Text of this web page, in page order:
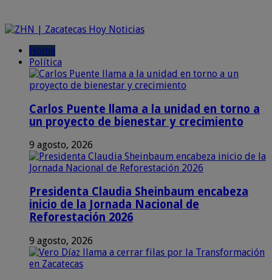
Home
Política
Carlos Puente llama a la unidad en torno a
un proyecto de bienestar y crecimiento
9 agosto, 2026
Presidenta Claudia Sheinbaum encabeza
inicio de la Jornada Nacional de
Reforestación 2026
9 agosto, 2026